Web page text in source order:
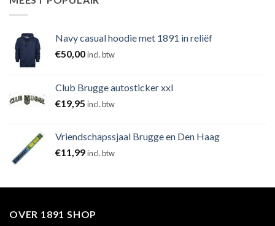
Navy casual hoodie met 1891 in reliëf
€50,00incl. btw
Club Brugge autosticker xxl
€19,95 incl. btw
Vriendschapssjaal Brugge en Den Haag
€11,99incl. btw
OVER 1891 SHOP